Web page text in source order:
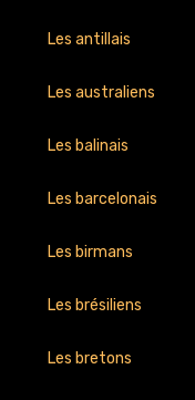
Les antillais
Les australiens
Les balinais
Les barcelonais
Les birmans
Les brésiliens
Les bretons